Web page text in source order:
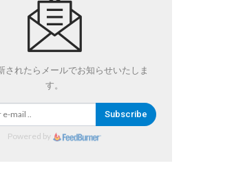
されたらメールでお知らせいたしま
す。
Subscribe
Powered by